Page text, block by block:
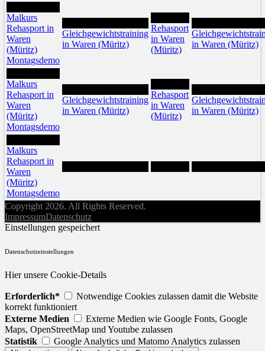
Malkurs
Rehasport in
Waren
(Müritz)
Montagsdemo
Gleichgewichtstraining
in Waren (Müritz)
Rehasport
in Waren
(Müritz)
in Waren (Müritz)
Malkurs
Rehasport in
Waren
(Müritz)
Montagsdemo
Gleichgewichtstraining
in Waren (Müritz)
Rehasport
in Waren
(Müritz)
in Waren (Müritz)
Malkurs
Rehasport in
Waren
(Müritz)
Montagsdemo
Copyright 2026. All Rights Reserved.
ImpressumDatenschutz
Einstellungen gespeichert
Datenschutzeinstellungen
Hier unsere Cookie-Details
Erforderlich*
Notwendige Cookies zulassen damit die Website
korrekt funktioniert
Externe Medien
Externe Medien wie Google Fonts, Google
Maps, OpenStreetMap und Youtube zulassen
Statistik
Google Analytics und Matomo Analytics zulassen